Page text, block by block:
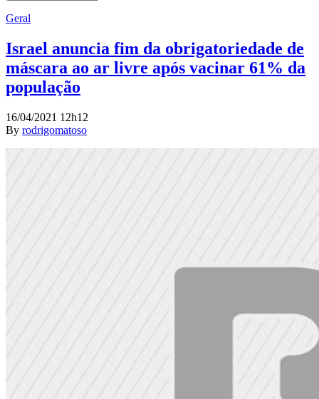
Geral
Israel anuncia fim da obrigatoriedade de
máscara ao ar livre após vacinar 61% da
população
16/04/2021 12h12
By rodrigomatoso